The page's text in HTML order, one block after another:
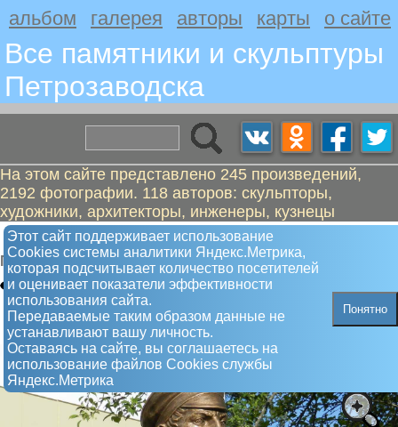
альбом галерея авторы карты о сайте
Все памятники и скульптуры
Петрозаводскa
На этом сайте представлено 245 произведений,
2192 фотографии. 118 авторов: скульпторы,
художники, архитекторы, инженеры, кузнецы
Этот сайт поддерживает использование
Сookies системы аналитики Яндекс.Метрика,
которая подсчитывает количество посетителей
и оценивает показатели эффективности
использования сайта.
Передаваемые таким образом данные не
устанавливают вашу личность.
Оставаясь на сайте, вы соглашаетесь на
использование файлов Сookies службы
Яндекс.Метрика
Понятно
Нахимов Петр Степанович, адмирал
Памятник